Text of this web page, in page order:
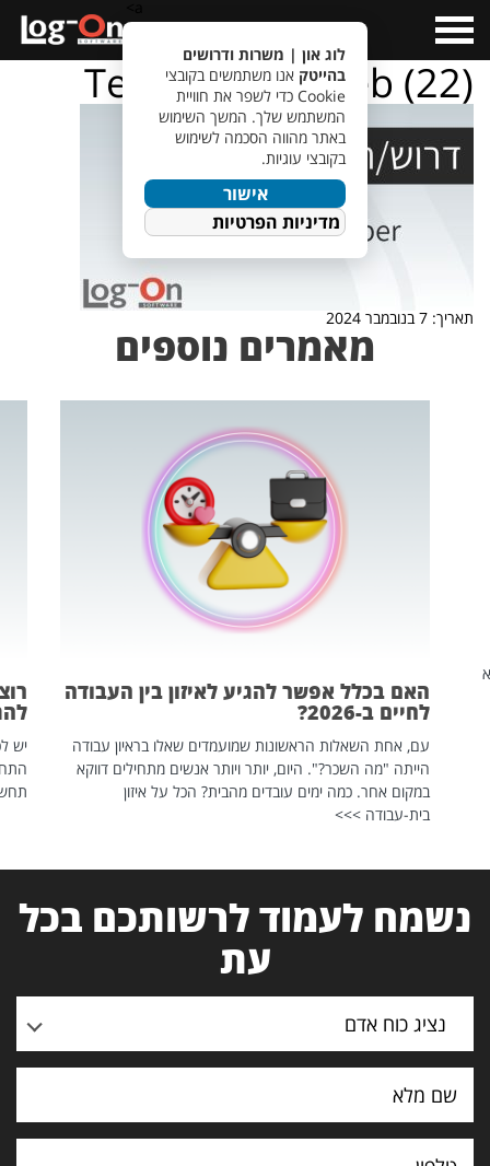
Menu
TempletJobsWeb (22)
תאריך: 7 בנובמבר 2024
מאמרים נוספים
האם בכלל אפשר להגיע לאיזון בין העבודה
לחיים ב-2026?
עם, אחת השאלות הראשונות שמועמדים שאלו בראיון עבודה
הייתה "מה השכר?". היום, יותר ויותר אנשים מתחילים דווקא
במקום אחר. כמה ימים עובדים מהבית? הכל על איזון
בית-עבודה >>>
יש
נשמח לעמוד לרשותכם בכל
עת
נציג כוח אדם
לוג און | משרות ודרושים
בהייטק אנו משתמשים בקובצי
Cookie כדי לשפר את חוויית
המשתמש שלך. המשך השימוש
באתר מהווה הסכמה לשימוש
בקובצי עוגיות.
אישור
מדיניות הפרטיות